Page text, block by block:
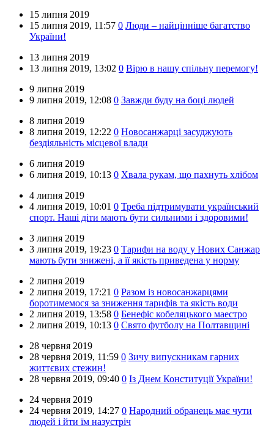
15 липня 2019
15 липня 2019, 11:57 0 Люди – найцінніше багатство
України!
13 липня 2019
13 липня 2019, 13:02 0 Вірю в нашу спільну перемогу!
9 липня 2019
9 липня 2019, 12:08 0 Завжди буду на боці людей
8 липня 2019
8 липня 2019, 12:22 0 Новосанжарці засуджують
бездіяльність місцевої влади
6 липня 2019
6 липня 2019, 10:13 0 Хвала рукам, що пахнуть хлібом
4 липня 2019
4 липня 2019, 10:01 0 Треба підтримувати український
спорт. Наші діти мають бути сильними і здоровими!
3 липня 2019
3 липня 2019, 19:23 0 Тарифи на воду у Нових Санжар
мають бути знижені, а її якість приведена у норму
2 липня 2019
2 липня 2019, 17:21 0 Разом із новосанжарцями
боротимемося за зниження тарифів та якість води
2 липня 2019, 13:58 0 Бенефіс кобеляцького маестро
2 липня 2019, 10:13 0 Свято футболу на Полтавщині
28 червня 2019
28 червня 2019, 11:59 0 Зичу випускникам гарних
життєвих стежин!
28 червня 2019, 09:40 0 Із Днем Конституції України!
24 червня 2019
24 червня 2019, 14:27 0 Народний обранець має чути
людей і йти їм назустріч